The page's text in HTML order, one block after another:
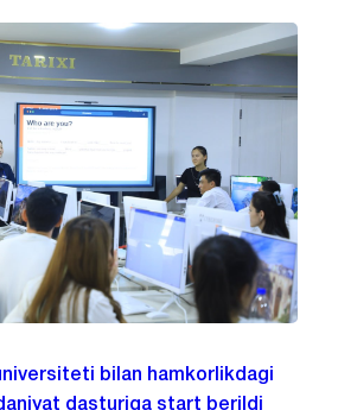
bilan hamkorlikdagi
dasturiga start berildi